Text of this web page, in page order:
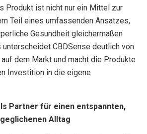
Produkt ist nicht nur ein Mittel zur
Teil eines umfassenden Ansatzes,
Gesundheit gleichermaßen
CBDSense deutlich von
dem Markt und macht die Produkte
Investition in die eigene
Partner für einen entspannten,
Alltag